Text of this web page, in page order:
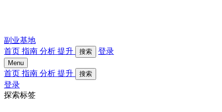
副业基地
首页 指南 分析 提升 搜索 登录
Menu
首页 指南 分析 提升 搜索
登录
探索标签